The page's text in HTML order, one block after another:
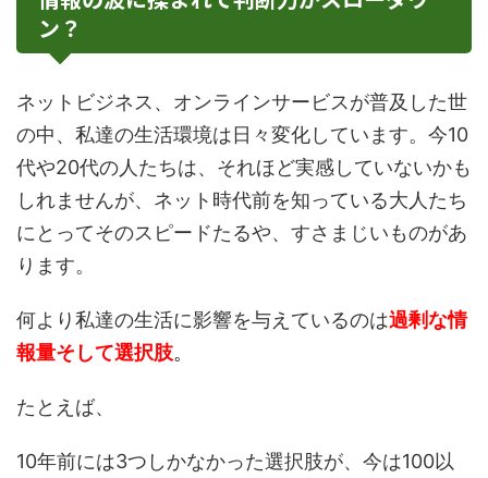
ン？
ネットビジネス、オンラインサービスが普及した世
の中、私達の生活環境は日々変化しています。今10
代や20代の人たちは、それほど実感していないかも
しれませんが、ネット時代前を知っている大人たち
にとってそのスピードたるや、すさまじいものがあ
ります。
何より私達の生活に影響を与えているのは過剰な情
報量そして選択肢。
たとえば、
10年前には3つしかなかった選択肢が、今は100以